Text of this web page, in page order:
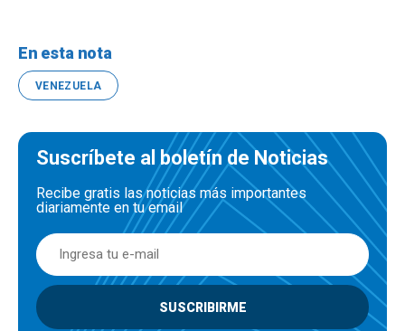
En esta nota
VENEZUELA
Suscríbete al boletín de Noticias
Recibe gratis las noticias más importantes
diariamente en tu email
SUSCRIBIRME